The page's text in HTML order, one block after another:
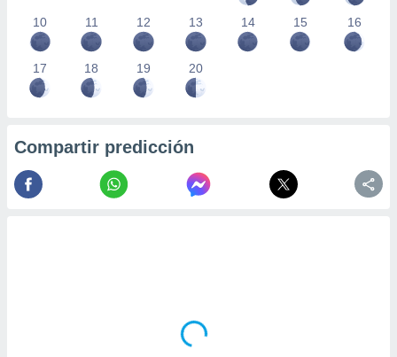
10 11 12 13 14 15 16
17 18 19 20
Compartir predicción